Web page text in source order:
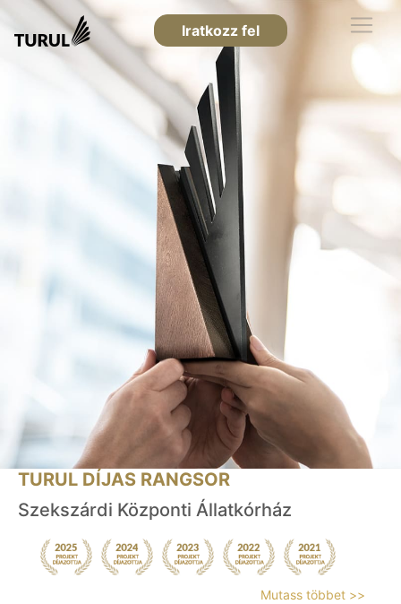
Iratkozz fel
TURUL DÍJAS RANGSOR
Szekszárdi Központi Állatkórház
Mutass többet >>